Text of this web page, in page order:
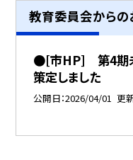
教育委員会からの
●[市HP] 第4期未
策定しました
公開日 2026/04/01 更